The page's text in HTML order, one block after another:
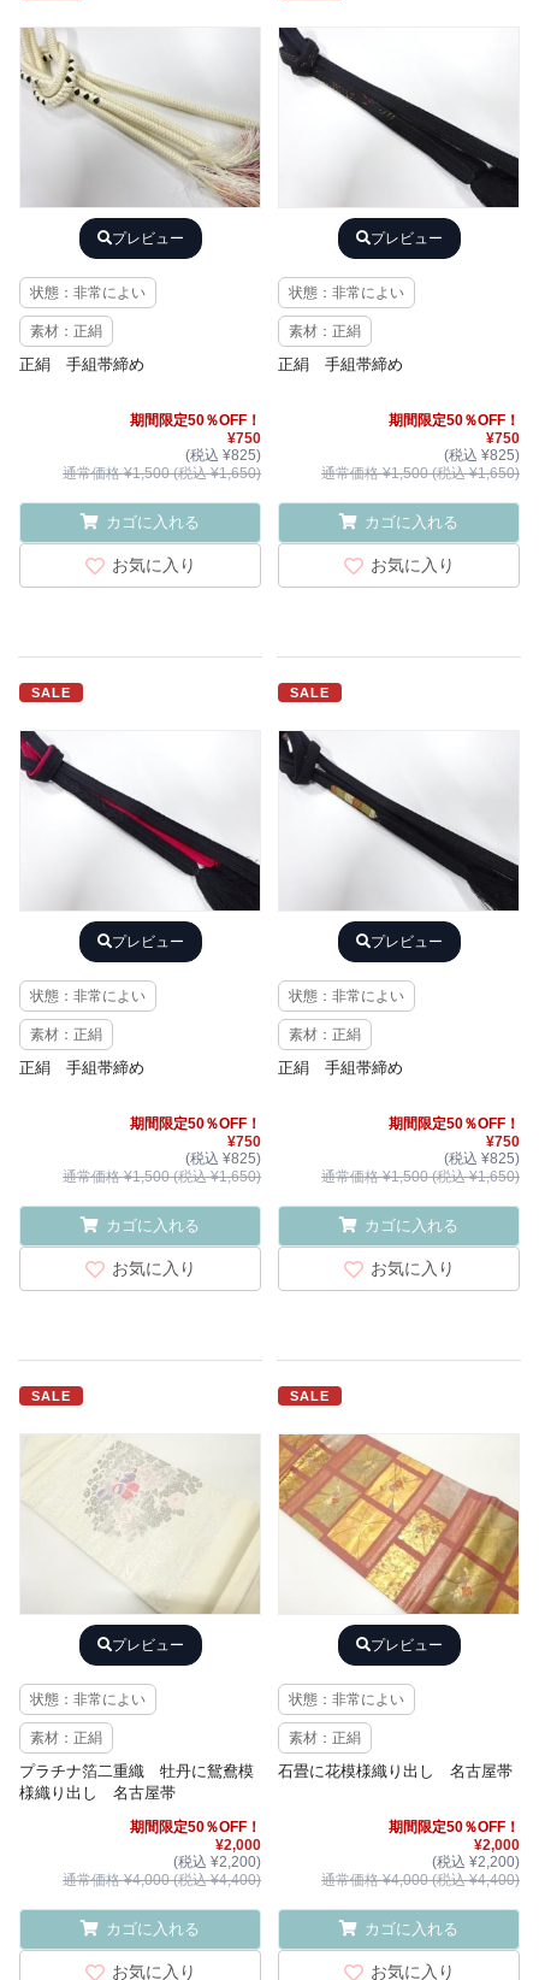
プレビュー
状態：非常によい
素材：正絹
正絹 手組帯締め
期間限定50％OFF！
¥750
(税込 ¥825)
通常価格 ¥1,500 (税込 ¥1,650)
カゴに入れる
お気に入り
プレビュー
状態：非常によい
素材：正絹
正絹 手組帯締め
期間限定50％OFF！
¥750
(税込 ¥825)
通常価格 ¥1,500 (税込 ¥1,650)
カゴに入れる
お気に入り
SALE
プレビュー
状態：非常によい
素材：正絹
正絹 手組帯締め
期間限定50％OFF！
¥750
(税込 ¥825)
通常価格 ¥1,500 (税込 ¥1,650)
カゴに入れる
お気に入り
SALE
プレビュー
状態：非常によい
素材：正絹
正絹 手組帯締め
期間限定50％OFF！
¥750
(税込 ¥825)
通常価格 ¥1,500 (税込 ¥1,650)
カゴに入れる
お気に入り
SALE
プレビュー
状態：非常によい
素材：正絹
プラチナ箔二重織 牡丹に鴛鴦模
様織り出し 名古屋帯
期間限定50％OFF！
¥2,000
(税込 ¥2,200)
通常価格 ¥4,000 (税込 ¥4,400)
カゴに入れる
お気に入り
SALE
プレビュー
状態：非常によい
素材：正絹
石畳に花模様織り出し 名古屋帯
期間限定50％OFF！
¥2,000
(税込 ¥2,200)
通常価格 ¥4,000 (税込 ¥4,400)
カゴに入れる
お気に入り